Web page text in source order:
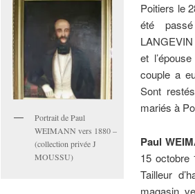
Portrait de Paul
WEIMANN vers 1880 –
(collection privée J
MOUSSU)
Poitiers le
été
et
couple a
Sont
mariés à
Paul
15 octobre
Tailleur
magasin